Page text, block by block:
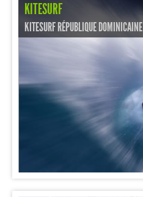
KITESURF
KITESURF RÉPUBLIQUE DOMINICAINE